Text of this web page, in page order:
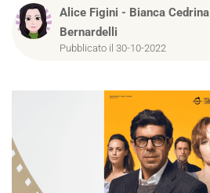
Alice Figini - Bianca Cedrina
Bernardelli
Pubblicato il 30-10-2022